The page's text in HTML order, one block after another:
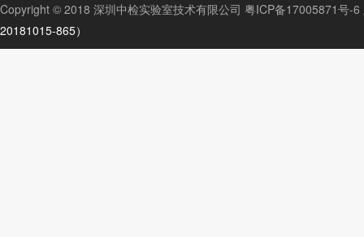
Copyright © 2018 深圳中检实验室技术有限公司 粤ICP备17005871号-6
20181015-865）